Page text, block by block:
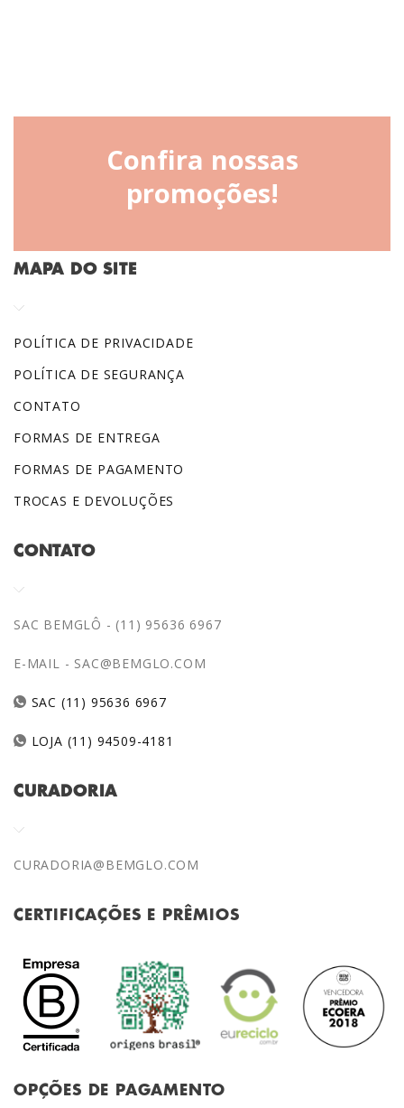
Confira nossas
promoções!
MAPA DO SITE
POLÍTICA DE PRIVACIDADE
POLÍTICA DE SEGURANÇA
CONTATO
FORMAS DE ENTREGA
FORMAS DE PAGAMENTO
TROCAS E DEVOLUÇÕES
CONTATO
SAC BEMGLÔ - (11) 95636 6967
E-MAIL - SAC@BEMGLO.COM
SAC (11) 95636 6967
LOJA (11) 94509-4181
CURADORIA
CURADORIA@BEMGLO.COM
CERTIFICAÇÕES E PRÊMIOS
OPÇÕES DE PAGAMENTO